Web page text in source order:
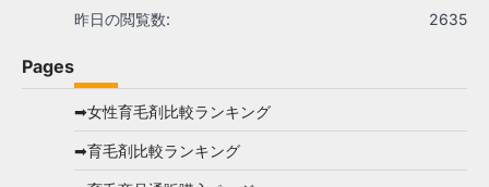
2635
昨日の閲覧数:
Pages
➡女性育毛剤比較ランキング
➡育毛剤比較ランキング